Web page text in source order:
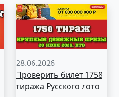
28.06.2026
Проверить билет 1758
тиража Русского лото